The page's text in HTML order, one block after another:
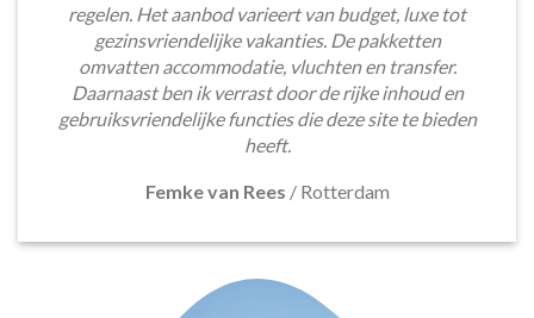
regelen. Het aanbod varieert van budget, luxe tot
gezinsvriendelijke vakanties. De pakketten
omvatten accommodatie, vluchten en transfer.
Daarnaast ben ik verrast door de rijke inhoud en
gebruiksvriendelijke functies die deze site te bieden
heeft.
Femke van Rees / Rotterdam